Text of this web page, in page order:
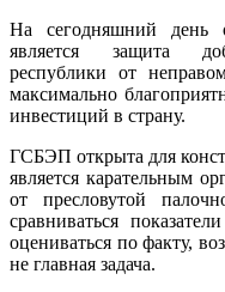
На сегодняшний день
является защита
республики от
максимально
инвестиций в страну.
ГСБЭП открыта для
является карательным
от пресловутой
сравниваться
оцениваться по факту,
не главная задача.